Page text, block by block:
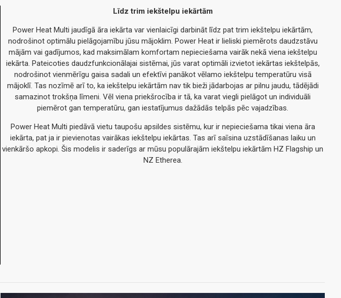
Līdz trim iekštelpu iekārtām
Power Heat Multi jaudīgā āra iekārta var vienlaicīgi darbināt līdz pat trim iekštelpu iekārtām,
nodrošinot optimālu pielāgojamību jūsu mājoklim. Power Heat ir lieliski piemērots daudzstāvu
mājām vai gadījumos, kad maksimālam komfortam nepieciešama vairāk nekā viena iekštelpu
iekārta. Pateicoties daudzfunkcionālajai sistēmai, jūs varat optimāli izvietot iekārtas iekštelpās,
nodrošinot vienmērīgu gaisa sadali un efektīvi panākot vēlamo iekštelpu temperatūru visā
mājoklī. Tas nozīmē arī to, ka iekštelpu iekārtām nav tik bieži jādarbojas ar pilnu jaudu, tādējādi
samazinot trokšņa līmeni. Vēl viena priekšrocība ir tā, ka varat viegli pielāgot un individuāli
piemērot gan temperatūru, gan iestatījumus dažādās telpās pēc vajadzības.
Power Heat Multi piedāvā vietu taupošu apsildes sistēmu, kur ir nepieciešama tikai viena āra
iekārta, pat ja ir pievienotas vairākas iekštelpu iekārtas. Tas arī saīsina uzstādīšanas laiku un
vienkāršo apkopi. Šis modelis ir saderīgs ar mūsu populārajām iekštelpu iekārtām HZ Flagship un
NZ Etherea.